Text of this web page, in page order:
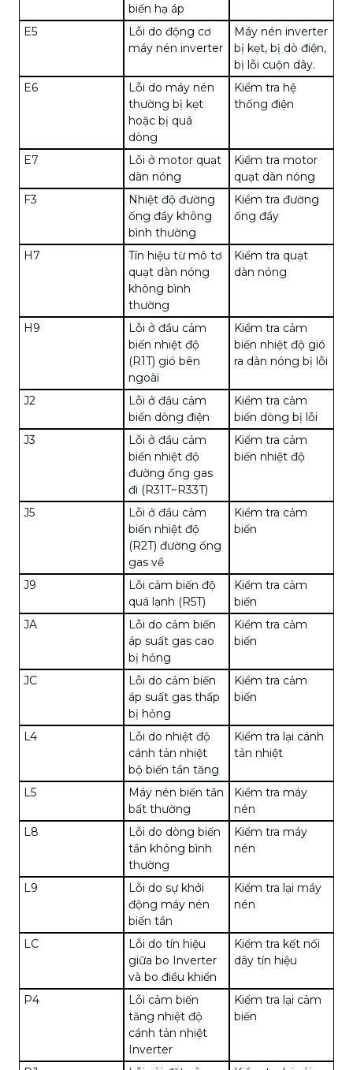
biến hạ áp
E5
Lỗi do động cơ
máy nén inverter
Máy nén inverter
bị kẹt, bị dò điện,
bị lỗi cuộn dây.
E6
Lỗi do máy nén
thường bị kẹt
hoặc bị quá
dòng
Kiểm tra hệ
thống điện
E7
Lỗi ở motor quạt
dàn nóng
Kiểm tra motor
quạt dàn nóng
F3
Nhiệt độ đường
ống đẩy không
bình thường
Kiểm tra đường
ống đẩy
H7
Tín hiệu từ mô tơ
quạt dàn nóng
không bình
thường
Kiểm tra quạt
dàn nóng
H9
Lỗi ở đầu cảm
biến nhiệt độ
(R1T) gió bên
ngoài
Kiểm tra cảm
biến nhiệt độ gió
ra dàn nóng bị lỗi
J2
Lỗi ở đầu cảm
biến dòng điện
Kiểm tra cảm
biến dòng bị lỗi
J3
Lỗi ở đầu cảm
biến nhiệt độ
đường ống gas
đi (R31T~R33T)
Kiểm tra cảm
biến nhiệt độ
J5
Lỗi ở đầu cảm
biến nhiệt độ
(R2T) đường ống
gas về
Kiểm tra cảm
biến
J9
Lỗi cảm biến độ
quá lạnh (R5T)
Kiểm tra cảm
biến
JA
Lỗi do cảm biến
áp suất gas cao
bị hỏng
Kiểm tra cảm
biến
JC
Lỗi do cảm biến
áp suất gas thấp
bị hỏng
Kiểm tra cảm
biến
L4
Lỗi do nhiệt độ
cánh tản nhiệt
bộ biến tần tăng
Kiểm tra lại cánh
tản nhiệt
L5
Máy nén biến tần
bất thường
Kiểm tra máy
nén
L8
Lỗi do dòng biến
tần không bình
thường
Kiểm tra máy
nén
L9
Lỗi do sự khởi
động máy nén
biến tần
Kiểm tra lại máy
nén
LC
Lỗi do tín hiệu
giữa bo Inverter
và bo điều khiển
Kiểm tra kết nối
dây tín hiệu
P4
Lỗi cảm biến
tăng nhiệt độ
cánh tản nhiệt
Inverter
Kiểm tra lại cảm
biến